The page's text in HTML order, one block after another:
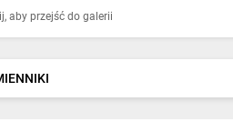
aby przejść do galerii